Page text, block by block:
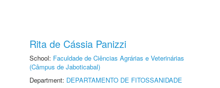
Rita de Cássia Panizzi
School: Faculdade de Ciências Agrárias e Veterinárias
(Câmpus de Jaboticabal)
Department: DEPARTAMENTO DE FITOSSANIDADE